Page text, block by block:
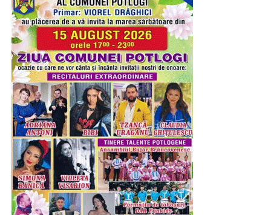
Și, ca o încununare a evenimentulului „Ziua Comunei
Șotânga”, a fost spectacolul muzical artistic. Pe scena
amplasată în parc, au evoluat pe parcursul întregii după
amiezi și până târziu în noapte, copiii, artiști în devenire,
și soliști celebri, invitați special pentru a încânta miiile de
oameni veniți nu numai din Șotânga, ci din toate
localitățile învecinate, pentru a se bucura de muzica
populara interpretată de artiștii Ansamblului Folcloric
„Chindia”, dirijat de Ionuț Dumitrescu. Apoi, rând pe rând,
care se aflau în căutarea însingurării şi a unui loc de
rugăciune departe de zgomotul lumii. Se spune că în
Peştera Ialomiţei a poposit şi Apostolul Andrei, unul dintre
cei doisprezece apostoli ai lui Iisus Hristos, cel trimis să
încreştineze populațiile de la Nord de Dunăre.
RECLAMA